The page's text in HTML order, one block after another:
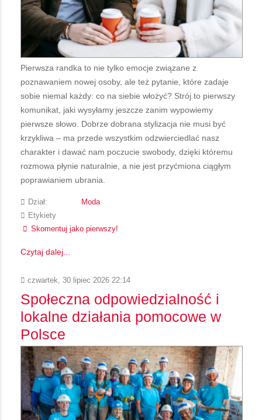
Pierwsza randka to nie tylko emocje związane z
poznawaniem nowej osoby, ale też pytanie, które zadaje
sobie niemal każdy: co na siebie włożyć? Strój to pierwszy
komunikat, jaki wysyłamy jeszcze zanim wypowiemy
pierwsze słowo. Dobrze dobrana stylizacja nie musi być
krzykliwa – ma przede wszystkim odzwierciedlać nasz
charakter i dawać nam poczucie swobody, dzięki któremu
rozmowa płynie naturalnie, a nie jest przyćmiona ciągłym
poprawianiem ubrania.
Dział:
Moda
Etykiety
Skomentuj jako pierwszy!
Czytaj dalej...
czwartek, 30 lipiec 2026 22:14
Społeczna odpowiedzialność i
lokalne działania pomocowe w
Polsce